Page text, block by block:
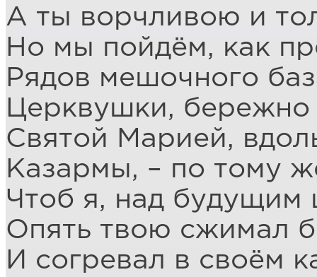
А ты ворчливою и
Но мы пойдём, как
Рядов мешочного
Церквушки,
Святой Марией,
Казармы, – по тому
Чтоб я, над будущим
Опять твою сжимал
И согревал в своём